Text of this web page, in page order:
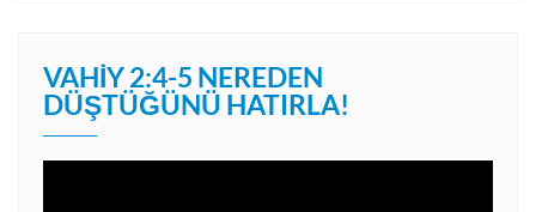
VAHIY 2:4-5 NEREDEN
DÜŞTÜĞÜNÜ HATIRLA!